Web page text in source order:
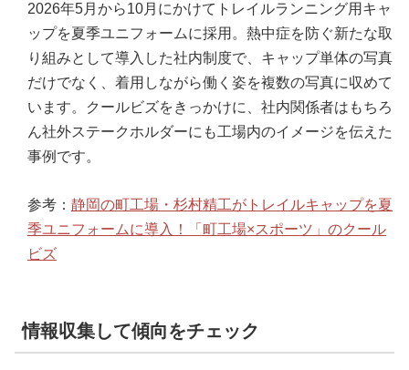
2026年5月から10月にかけてトレイルランニング用キャ
ップを夏季ユニフォームに採用。熱中症を防ぐ新たな取
り組みとして導入した社内制度で、キャップ単体の写真
だけでなく、着用しながら働く姿を複数の写真に収めて
います。クールビズをきっかけに、社内関係者はもちろ
ん社外ステークホルダーにも工場内のイメージを伝えた
事例です。
参考： 静岡の町工場・杉村精工がトレイルキャップを夏
季ユニフォームに導入！「町工場×スポーツ」のクール
ビズ
情報収集して傾向をチェック